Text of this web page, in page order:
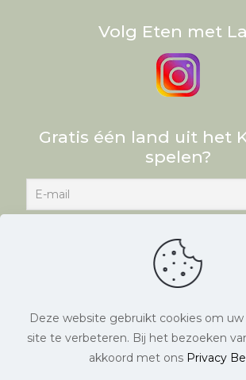
Volg Eten met
Gratis één land uit het
spelen?
© Eten met Lay. Alle rechten
Deze website gebruikt cookies om
site te verbeteren. Bij het bezoeken
akkoord met ons Privacy